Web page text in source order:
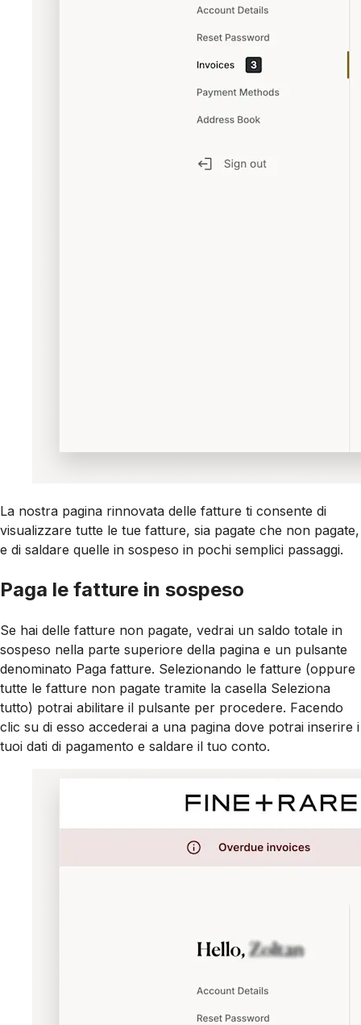
La nostra pagina rinnovata delle fatture ti consente di
visualizzare tutte le tue fatture, sia pagate che non pagate,
e di saldare quelle in sospeso in pochi semplici passaggi.
Paga le fatture in sospeso
Se hai delle fatture non pagate, vedrai un saldo totale in
sospeso nella parte superiore della pagina e un pulsante
denominato Paga fatture. Selezionando le fatture (oppure
tutte le fatture non pagate tramite la casella Seleziona
tutto) potrai abilitare il pulsante per procedere. Facendo
clic su di esso accederai a una pagina dove potrai inserire i
tuoi dati di pagamento e saldare il tuo conto.